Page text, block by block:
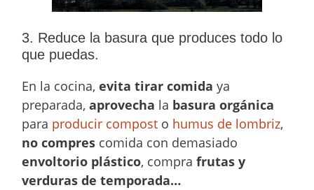
3. Reduce la basura que produces todo lo
que puedas.
En la cocina,evita tirar comida ya
preparada,aprovecha la basura orgánica
para producir compost o humus de lombriz,
no compres comida con demasiado
envoltorio plástico, compra frutas y
verduras de temporada…